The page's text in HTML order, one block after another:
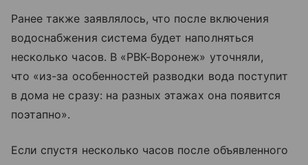
Ранее также заявлялось, что после включения
водоснабжения система будет наполняться
несколько часов. В «РВК-Воронеж» уточняли,
что «из-за особенностей разводки вода поступит
в дома не сразу: на разных этажах она появится
поэтапно».
Если спустя несколько часов после объявленного